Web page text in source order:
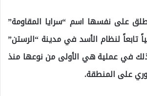
على نفسها اسم “سرايا المقاومة”
لنظام الأسد في مدينة “الرستن”
في عملية هي الأولى من نوعها منذ
على المنطقة.